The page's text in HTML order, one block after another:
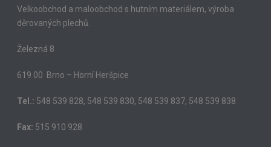
Velkoobchod a maloobchod s hutním materiálem, výroba
děrovaných plechů.
Železná 8
619 00 Brno – Horní Heršpice
Tel.: 548 539 828, 548 539 830, 548 539 837, 548 539 838
Fax: 515 910 928